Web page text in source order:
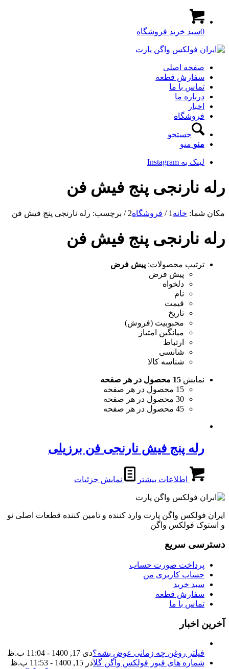
0سبد خرید فروشگاه
صفحه اصلی
سفارش قطعه
تماس با ما
درباره ما
اخبار
فروشگاه
جستجو
منو منو
لینک به Instagram
رله نارنجی پنج فیش فن
مکان شما: خانه 1
/ فروشگاه2
/ برچسب: رله نارنجی پنج فیش فن
رله نارنجی پنج فیش فن
ترتیب محصولات: پیش فرض
پیش فرض
دلخواه
نام
قیمت
تاریخ
محبوبیت (فروش)
میانگین امتیاز
ارتباط
شانسی
شناسه کالا
نمایش 15 محصول در هر صفحه
15 محصول در هر صفحه
30 محصول در هر صفحه
45 محصول در هر صفحه
رله پنج فیش نارنجی فن برزیلی
اطلاعات بیشتر نمایش جزئیات
ایران فولکس واگن پارت وارد کننده و تامین کننده قطعات اصلی نو
و استوک فولکس واگن
دسترسی سریع
پرداخت صورت حساب
حساب کاربری من
سبد خرید
سفارش قطعه
تماس با ما
آخرین اخبار
فیلتر روغن چه زمانی عوض بشه؟دی 17, 1400 - 11:04 ب.ظ
شماره های فیوز فولکس واگن گلآذر 15, 1400 - 11:53 ب.ظ